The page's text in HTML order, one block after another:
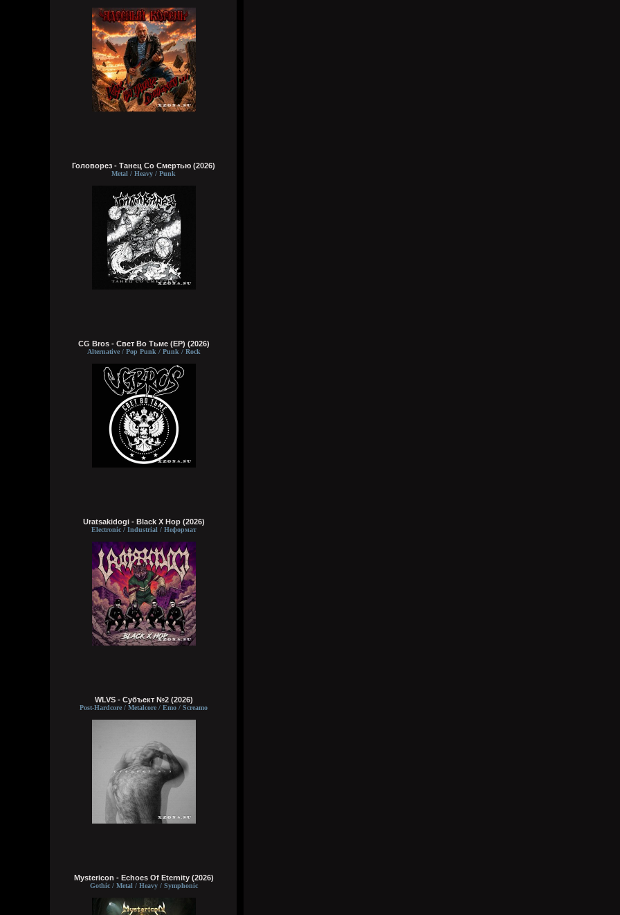
Головорез - Tанец Со Смертью (2026)
Metal / Heavy / Punk
CG Bros - Свет Во Тьме (EP) (2026)
Alternative / Pop Punk / Punk / Rock
Uratsakidogi - Black X Hop (2026)
Electronic / Industrial / Неформат
WLVS - Субъект №2 (2026)
Post-Hardcore / Metalcore / Emo / Screamo
Mystericon - Echoes Of Eternity (2026)
Gothic / Metal / Heavy / Symphonic